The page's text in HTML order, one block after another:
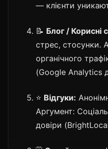
— клієнти
📝 Блог / Корисні
стрес, стосунки.
органічного
(Google Analytics
⭐ Відгуки:
Аргумент:
довіри